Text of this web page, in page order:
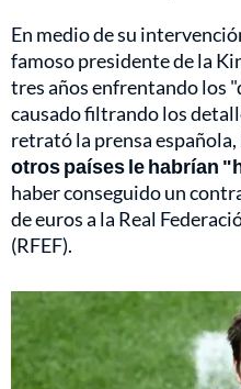
En medio de su
famoso presidente de la
tres años enfrentando los
causado filtrando los
retrató la prensa española,
otros países le habrían
haber conseguido un
de euros a la Real
(RFEF).